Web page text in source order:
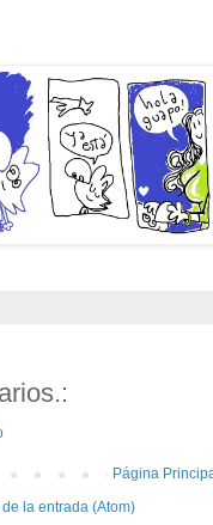
Página
la entrada (Atom)